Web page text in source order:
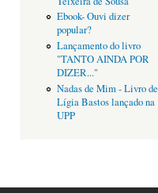
Ebook- Ouvi dizer
popular?
Lançamento do livro
"TANTO AINDA POR
DIZER..."
Nadas de Mim - Livro de
Lígia Bastos lançado na
UPP